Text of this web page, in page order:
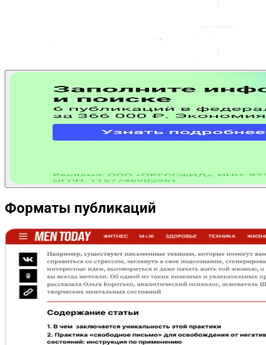
Форматы публикаций